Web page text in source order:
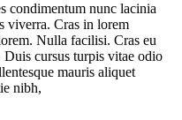
condimentum nunc lacinia
viverra. Cras in lorem
Nulla facilisi. Cras eu
Duis cursus turpis vitae odio
mauris aliquet
nibh,